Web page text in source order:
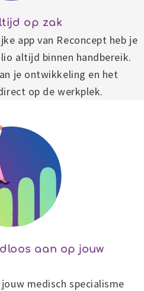
op zak
app van Reconcept heb je
altijd binnen handbereik.
je ontwikkeling en het
op de werkplek.
aan op jouw
medisch specialisme